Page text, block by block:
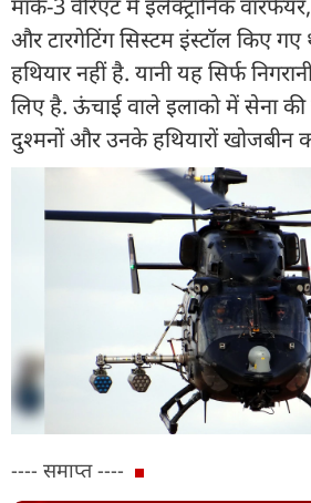
और टारगेटिंग सिस्टम इंस्टॉल किए
हथियार नहीं है. यानी यह सिर्फ
लिए है. ऊंचाई वाले इलाको में सेना
दुश्मनों और उनके हथियारों खोजबीन
---- समाप्त ----